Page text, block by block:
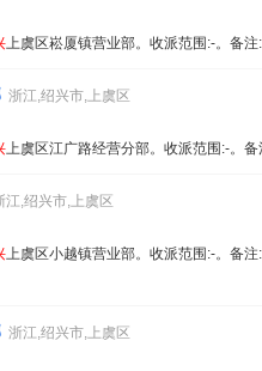
上虞区崧厦镇营业部。收派范围:-。备
浙江,绍兴市,上虞区
上虞区江广路经营分部。收派范围:-。
江,绍兴市,上虞区
上虞区小越镇营业部。收派范围:-。备
浙江,绍兴市,上虞区